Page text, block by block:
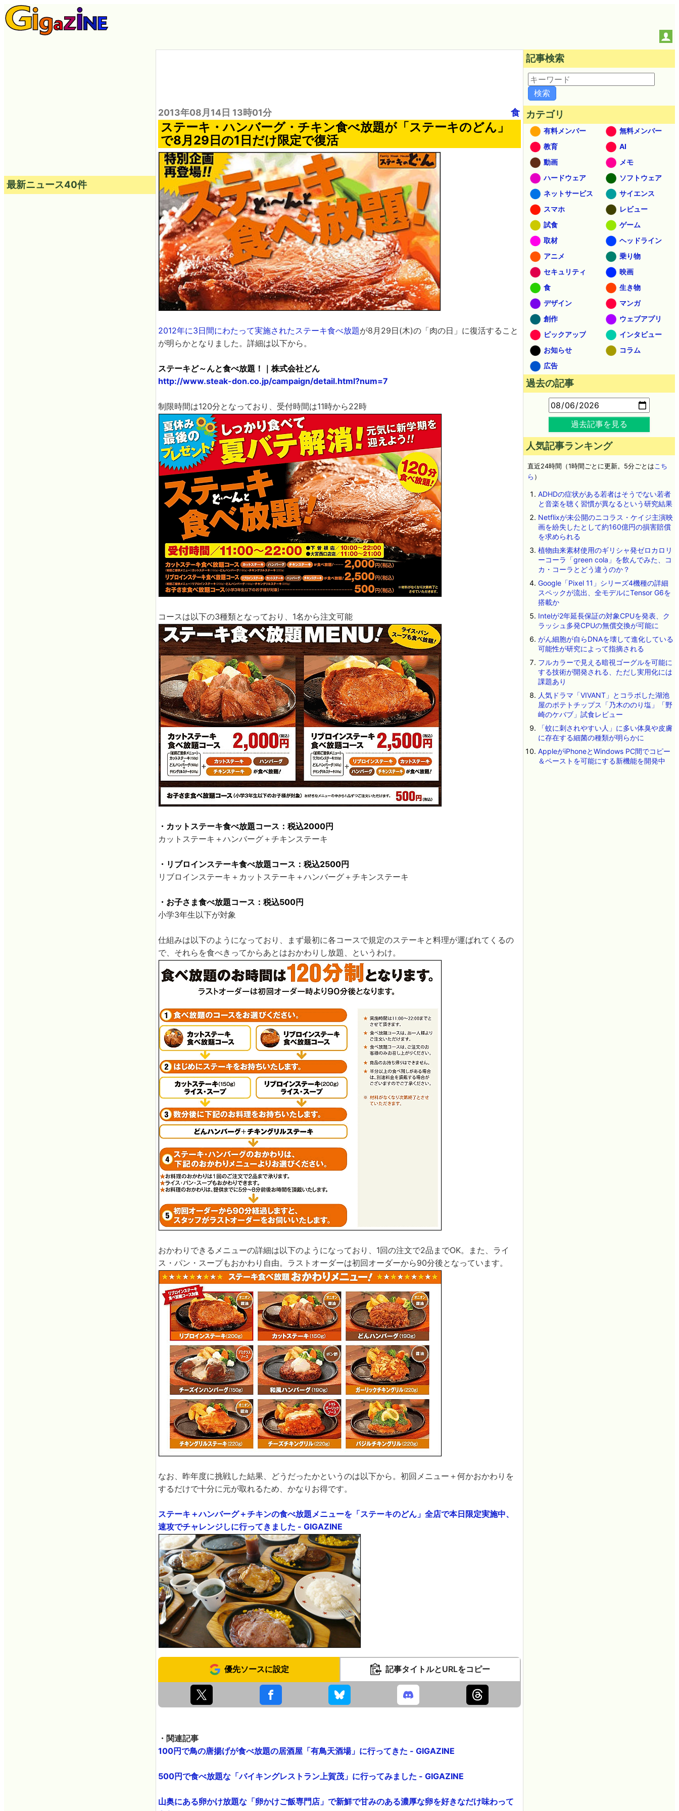
2013年08月14日 13時01分 食
ステーキ・ハンバーグ・チキン食べ放題が「ステーキのどん」
で8月29日の1日だけ限定で復活
2012年に3日間にわたって実施されたステーキ食べ放題が8月29日(木)の「肉の日」に復活すること
が明らかとなりました。詳細は以下から。
ステーキど～んと食べ放題！｜株式会社どん
http://www.steak-don.co.jp/campaign/detail.html?num=7
制限時間は120分となっており、受付時間は11時から22時
コースは以下の3種類となっており、1名から注文可能
・カットステーキ食べ放題コース：税込2000円
カットステーキ＋ハンバーグ＋チキンステーキ
・リブロインステーキ食べ放題コース：税込2500円
リブロインステーキ＋カットステーキ＋ハンバーグ＋チキンステーキ
・お子さま食べ放題コース：税込500円
小学3年生以下が対象
仕組みは以下のようになっており、まず最初に各コースで規定のステーキと料理が運ばれてくるの
で、それらを食べきってからあとはおかわりし放題、というわけ。
おかわりできるメニューの詳細は以下のようになっており、1回の注文で2品までOK。また、ライ
ス・パン・スープもおかわり自由。ラストオーダーは初回オーダーから90分後となっています。
なお、昨年度に挑戦した結果、どうだったかというのは以下から。初回メニュー＋何かおかわりを
するだけで十分に元が取れるため、かなりお得です。
ステーキ＋ハンバーグ＋チキンの食べ放題メニューを「ステーキのどん」全店で本日限定実施中、
速攻でチャレンジしに行ってきました - GIGAZINE
優先ソースに設定 記事タイトルとURLをコピー
・関連記事
100円で鳥の唐揚げが食べ放題の居酒屋「有鳥天酒場」に行ってきた - GIGAZINE
500円で食べ放題な「バイキングレストラン上賀茂」に行ってみました - GIGAZINE
山奥にある卵かけ放題な「卵かけご飯専門店」で新鮮で甘みのある濃厚な卵を好きなだけ味わって
最新ニュース40件
記事検索
カテゴリ
有料メンバー
無料メンバー
教育
AI
動画
メモ
ハードウェア
ソフトウェア
ネットサービス
サイエンス
スマホ
レビュー
試食
ゲーム
取材
ヘッドライン
アニメ
乗り物
セキュリティ
映画
食
生き物
デザイン
マンガ
創作
ウェブアプリ
ピックアップ
インタビュー
お知らせ
コラム
広告
過去の記事
過去記事を見る
人気記事ランキング
直近24時間（1時間ごとに更新。5分ごとはこち
ら ）
ADHDの症状がある若者はそうでない若者
と音楽を聴く習慣が異なるという研究結果
Netflixが未公開のニコラス・ケイジ主演映
画を紛失したとして約160億円の損害賠償
を求められる
植物由来素材使用のギリシャ発ゼロカロリ
ーコーラ「green cola」を飲んでみた、コ
カ・コーラとどう違うのか？
Google「Pixel 11」シリーズ4機種の詳細
スペックが流出、全モデルにTensor G6を
搭載か
Intelが2年延長保証の対象CPUを発表、ク
ラッシュ多発CPUの無償交換が可能に
がん細胞が自らDNAを壊して進化している
可能性が研究によって指摘される
フルカラーで見える暗視ゴーグルを可能に
する技術が開発される、ただし実用化には
課題あり
人気ドラマ「VIVANT」とコラボした湖池
屋のポテトチップス「乃木ののり塩」「野
崎のケバブ」試食レビュー
「蚊に刺されやすい人」に多い体臭や皮膚
に存在する細菌の種類が明らかに
AppleがiPhoneとWindows PC間でコピー
＆ペーストを可能にする新機能を開発中